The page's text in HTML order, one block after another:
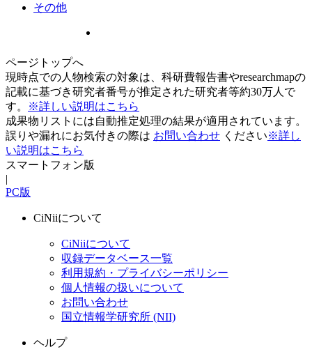
その他
ページトップへ
現時点での人物検索の対象は、科研費報告書やresearchmapの
記載に基づき研究者番号が推定された研究者等約30万人で
す。
※詳しい説明はこちら
成果物リストには自動推定処理の結果が適用されています。
誤りや漏れにお気付きの際は お問い合わせ ください※詳し
い説明はこちら
スマートフォン版
|
PC版
CiNiiについて
CiNiiについて
収録データベース一覧
利用規約・プライバシーポリシー
個人情報の扱いについて
お問い合わせ
国立情報学研究所 (NII)
ヘルプ